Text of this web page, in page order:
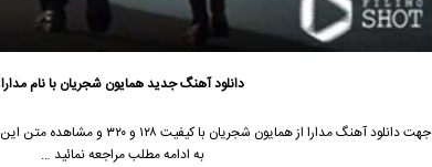
دانلود آهنگ جدیدهمایون شجریان با نام مدارا
جهت دانلود آهنگ مدارا ازهمایون شجریان
با کیفیت ۱۲۸ و ۳۲۰ و
به ادامه مطلب مراجعه نمائید …